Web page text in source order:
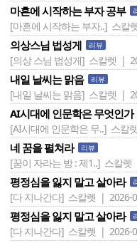
마흔에 시작하는 부자 공부
[마흔에 시작하는 부자..] 스칼
의상스님 법성게 리뷰
[의상 스님 법성게] 스칼렛 |
내일 날씨는 맑음 리뷰
[내일 날씨는 맑음] 스칼렛 |
AI시대에 인문학은 무엇인가
[AI시대에 인문학은 무..] 스칼
네 꿈을 펼쳐라 리뷰
[꿈이 자라는 방 : 제1..] 스칼렛
평정심을 잃지 말고 살아라
[다 지나간다] 스칼렛 | 2026-
평정심을 잃지 말고 살아라
[다 지나간다] 스칼렛 | 2026-